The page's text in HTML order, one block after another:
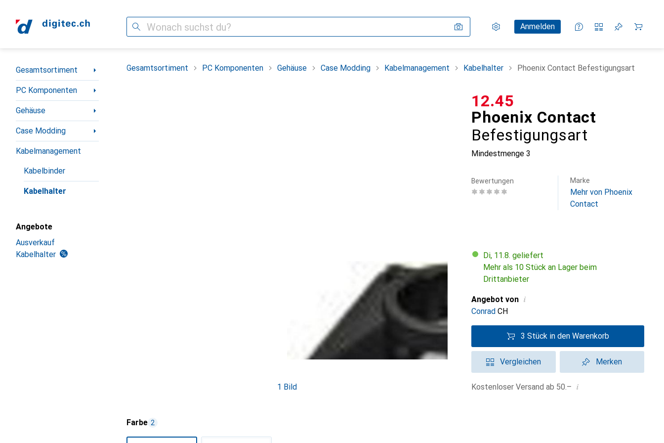
Suche Einstellungen
KundenkontoAnmelden
Vergleichslisten
Merklisten
Warenkorb
Navigation nach Kategorien
Gesamtsortiment
PC Komponenten
Gehäuse
Case Modding
Kabelmanagement
Kabelbinder
Kabelhalter
Angebote
Ausverkauf
Kabelhalter
Gesamtsortiment PC Komponenten Gehäuse Case Modding Kabelmanagement Kabelhalter Phoenix Contact Befestigungsart
1 Bild
Phoenix Contact
Befestigungsart
Mindestmenge 3
CHF
12.45
Bewertungen Marke
Mehr von Phoenix
Contact
Di, 11.8. geliefert
Mehr als 10 Stück an Lager beim
Drittanbieter
Angebot von i
Conrad CH
3 Stück in den Warenkorb
Vergleichen Merken
Kostenloser Versand ab 50.– i
Farbe 2